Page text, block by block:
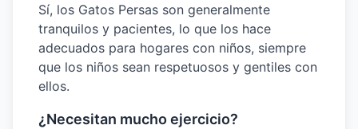
Sí, los Gatos Persas son generalmente
tranquilos y pacientes, lo que los hace
adecuados para hogares con niños, siempre
que los niños sean respetuosos y gentiles con
ellos.
¿Necesitan mucho ejercicio?